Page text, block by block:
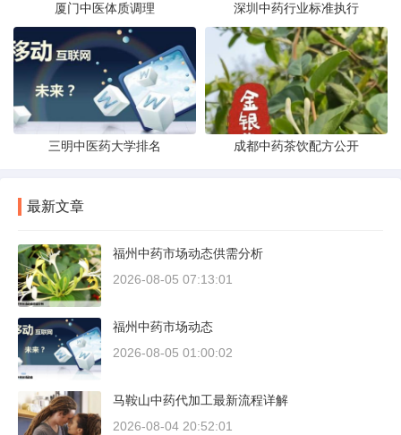
厦门中医体质调理 深圳中药行业标准执行
三明中医药大学排名 成都中药茶饮配方公开
最新文章
福州中药市场动态供需分析
2026-08-05 07:13:01
福州中药市场动态
2026-08-05 01:00:02
马鞍山中药代加工最新流程详解
2026-08-04 20:52:01